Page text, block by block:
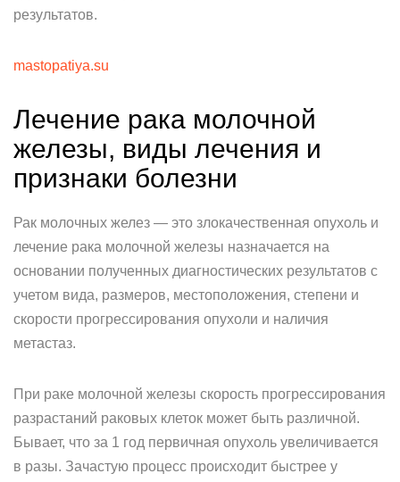
результатов.
mastopatiya.su
Лечение рака молочной
железы, виды лечения и
признаки болезни
Рак молочных желез — это злокачественная опухоль и
лечение рака молочной железы назначается на
основании полученных диагностических результатов с
учетом вида, размеров, местоположения, степени и
скорости прогрессирования опухоли и наличия
метастаз.
При раке молочной железы скорость прогрессирования
разрастаний раковых клеток может быть различной.
Бывает, что за 1 год первичная опухоль увеличивается
в разы. Зачастую процесс происходит быстрее у